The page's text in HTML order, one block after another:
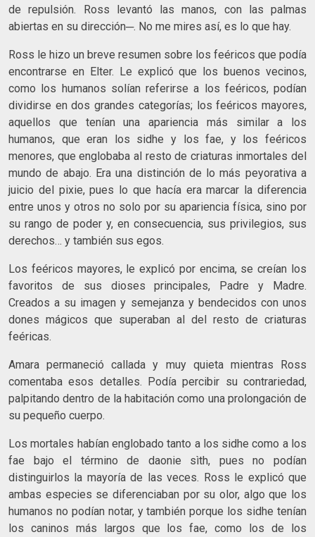
de repulsión. Ross levantó las manos, con las palmas
abiertas en su dirección─. No me mires así, es lo que hay.
Ross le hizo un breve resumen sobre los feéricos que podía
encontrarse en Elter. Le explicó que los buenos vecinos,
como los humanos solían referirse a los feéricos, podían
dividirse en dos grandes categorías; los feéricos mayores,
aquellos que tenían una apariencia más similar a los
humanos, que eran los sidhe y los fae, y los feéricos
menores, que englobaba al resto de criaturas inmortales del
mundo de abajo. Era una distinción de lo más peyorativa a
juicio del pixie, pues lo que hacía era marcar la diferencia
entre unos y otros no solo por su apariencia física, sino por
su rango de poder y, en consecuencia, sus privilegios, sus
derechos… y también sus egos.
Los feéricos mayores, le explicó por encima, se creían los
favoritos de sus dioses principales, Padre y Madre.
Creados a su imagen y semejanza y bendecidos con unos
dones mágicos que superaban al del resto de criaturas
feéricas.
Amara permaneció callada y muy quieta mientras Ross
comentaba esos detalles. Podía percibir su contrariedad,
palpitando dentro de la habitación como una prolongación de
su pequeño cuerpo.
Los mortales habían englobado tanto a los sidhe como a los
fae bajo el término de daonie sìth, pues no podían
distinguirlos la mayoría de las veces. Ross le explicó que
ambas especies se diferenciaban por su olor, algo que los
humanos no podían notar, y también porque los sidhe tenían
los caninos más largos que los fae, como los de los